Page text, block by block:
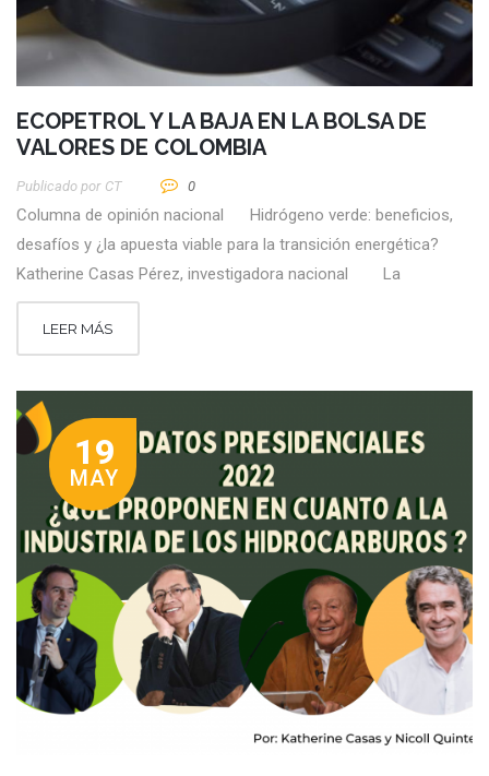
ECOPETROL Y LA BAJA EN LA BOLSA DE
VALORES DE COLOMBIA
Publicado por CT 0
Columna de opinión nacional Hidrógeno verde: beneficios,
desafíos y ¿la apuesta viable para la transición energética?
Katherine Casas Pérez, investigadora nacional La
LEER MÁS
19
MAY